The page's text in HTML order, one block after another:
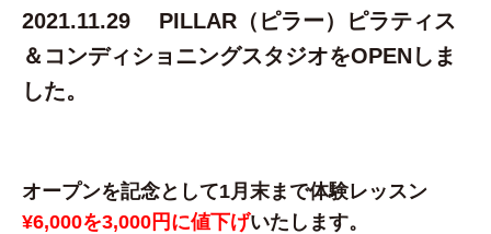
2021.11.29 PILLAR（ピラー）ピラティス
＆コンディショニングスタジオをOPENしま
した。
オープンを記念として1月末まで体験レッスン
¥6,000を3,000円に値下げいたします。